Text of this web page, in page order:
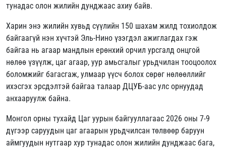
тунадас олон жилийн дунджаас ахиу байв.
Харин энэ жилийн хувьд сүүлийн 150 шахам жилд тохиолдож
байгаагүй нэн хүчтэй Эль-Нино үзэгдэл ажиглагдах гэж
байгаа нь агаар мандлын ерөнхий орчил урсгалд онцгой
нөлөө үзүүлж, цаг агаар, уур амьсгалыг урьдчилан тооцоолох
боломжийг багасгаж, улмаар үүсч болох сөрөг нөлөөллийг
ихэсгэх эрсдэлтэй байгаа талаар ДЦУБ-аас улс орнуудад
анхааруулж байна.
Монгол орны тухайд Цаг уурын байгууллагаас 2026 оны 7-9
дүгээр саруудын цаг агаарын урьдчилсан төлвөөр баруун
аймгуудын нутгаар хур тунадас олон жилийн дунджаас бага,